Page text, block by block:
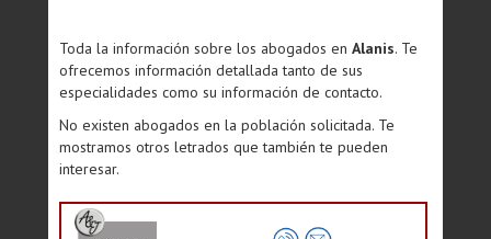
Toda la información sobre los abogados en Alanis. Te
ofrecemos información detallada tanto de sus
especialidades como su información de contacto.
No existen abogados en la población solicitada. Te
mostramos otros letrados que también te pueden
interesar.